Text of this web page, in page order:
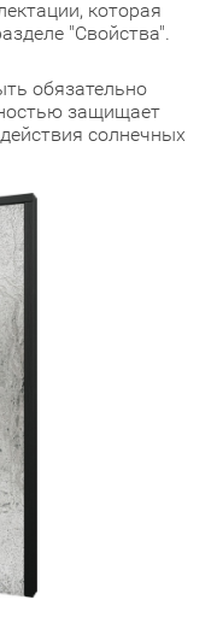
которая
"Свойства".
обязательно
защищает
солнечных